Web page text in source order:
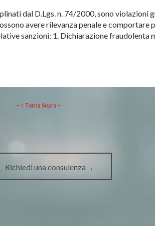
dal D.Lgs. n. 74/2000, sono violazioni
avere rilevanza penale e comportare
sanzioni: 1. Dichiarazione fraudolenta
– ↑ Torna Sopra –
Richiedi una consulenza→